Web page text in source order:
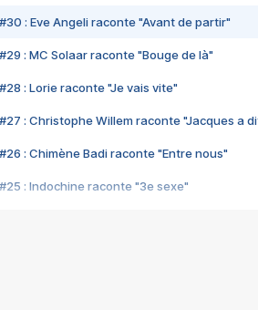
#30 : Eve Angeli raconte "Avant de partir"
#29 : MC Solaar raconte "Bouge de là"
#28 : Lorie raconte "Je vais vite"
#27 : Christophe Willem raconte "Jacques a
#26 : Chimène Badi raconte "Entre nous"
#25 : Indochine raconte "3e sexe"